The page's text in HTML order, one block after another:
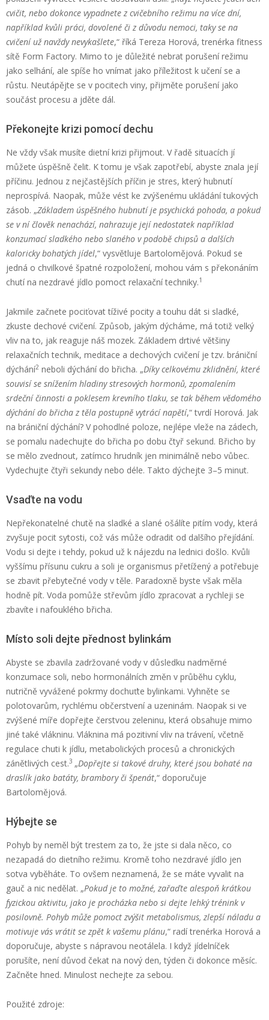
cvičit, nebo dokonce vypadnete z cvičebního režimu na více dní,
například kvůli práci, dovolené či z důvodu nemoci, taky se na
cvičení už navždy nevykašlete,“ říká Tereza Horová, trenérka fitness
sítě Form Factory. Mimo to je důležité nebrat porušení režimu
jako selhání, ale spíše ho vnímat jako příležitost k učení se a
růstu. Neutápějte se v pocitech viny, přijměte porušení jako
součást procesu a jděte dál.
Překonejte krizi pomocí dechu
Ne vždy však musíte dietní krizi přijmout. V řadě situacích jí
můžete úspěšně čelit. K tomu je však zapotřebí, abyste znala její
příčinu. Jednou z nejčastějších příčin je stres, který hubnutí
neprospívá. Naopak, může vést ke zvýšenému ukládání tukových
zásob. „Základem úspěšného hubnutí je psychická pohoda, a pokud
se v ní člověk nenachází, nahrazuje její nedostatek například
konzumací sladkého nebo slaného v podobě chipsů a dalších
kaloricky bohatých jídel,“ vysvětluje Bartolomějová. Pokud se
jedná o chvilkové špatné rozpoložení, mohou vám s překonáním
chutí na nezdravé jídlo pomoct relaxační techniky.1
Jakmile začnete pociťovat tíživé pocity a touhu dát si sladké,
zkuste dechové cvičení. Způsob, jakým dýcháme, má totiž velký
vliv na to, jak reaguje náš mozek. Základem drtivé většiny
relaxačních technik, meditace a dechových cvičení je tzv. brániční
dýchání2 neboli dýchání do břicha. „Díky celkovému zklidnění, které
souvisí se snížením hladiny stresových hormonů, zpomalením
srdeční činnosti a poklesem krevního tlaku, se tak během vědomého
dýchání do břicha z těla postupně vytrácí napětí,“ tvrdí Horová. Jak
na brániční dýchání? V pohodlné poloze, nejlépe vleže na zádech,
se pomalu nadechujte do břicha po dobu čtyř sekund. Břicho by
se mělo zvednout, zatímco hrudník jen minimálně nebo vůbec.
Vydechujte čtyři sekundy nebo déle. Takto dýchejte 3–5 minut.
Vsaďte na vodu
Nepřekonatelné chutě na sladké a slané ošálíte pitím vody, která
zvyšuje pocit sytosti, což vás může odradit od dalšího přejídání.
Vodu si dejte i tehdy, pokud už k nájezdu na lednici došlo. Kvůli
vyššímu přísunu cukru a soli je organismus přetížený a potřebuje
se zbavit přebytečné vody v těle. Paradoxně byste však měla
hodně pít. Voda pomůže střevům jídlo zpracovat a rychleji se
zbavíte i nafouklého břicha.
Místo soli dejte přednost bylinkám
Abyste se zbavila zadržované vody v důsledku nadměrné
konzumace soli, nebo hormonálních změn v průběhu cyklu,
nutričně vyvážené pokrmy dochuťte bylinkami. Vyhněte se
polotovarům, rychlému občerstvení a uzeninám. Naopak si ve
zvýšené míře dopřejte čerstvou zeleninu, která obsahuje mimo
jiné také vlákninu. Vláknina má pozitivní vliv na trávení, včetně
regulace chuti k jídlu, metabolických procesů a chronických
zánětlivých cest.3 „Dopřejte si takové druhy, které jsou bohaté na
draslík jako batáty, brambory či špenát,“ doporučuje
Bartolomějová.
Hýbejte se
Pohyb by neměl být trestem za to, že jste si dala něco, co
nezapadá do dietního režimu. Kromě toho nezdravé jídlo jen
sotva vyběháte. To ovšem neznamená, že se máte vyvalit na
gauč a nic nedělat. „Pokud je to možné, zařaďte alespoň krátkou
fyzickou aktivitu, jako je procházka nebo si dejte lehký trénink v
posilovně. Pohyb může pomoct zvýšit metabolismus, zlepší náladu a
motivuje vás vrátit se zpět k vašemu plánu,“ radí trenérka Horová a
doporučuje, abyste s nápravou neotálela. I když jídelníček
porušíte, není důvod čekat na nový den, týden či dokonce měsíc.
Začněte hned. Minulost nechejte za sebou.
Použité zdroje: